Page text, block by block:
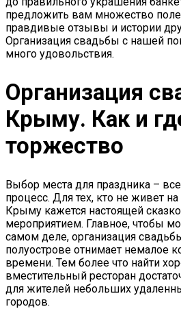
предложить вам множество
правдивые отзывы и истории
Организация свадьбы с нашей
много удовольствия.
Организация
Крыму. Как и
торжество
Выбор места для праздника –
процесс. Для тех, кто не живет
Крыму кажется настоящей
мероприятием. Главное, чтобы
самом деле, организация
полуострове отнимает немалое
времени. Тем более что найти
вместительный ресторан
для жителей небольших
городов.